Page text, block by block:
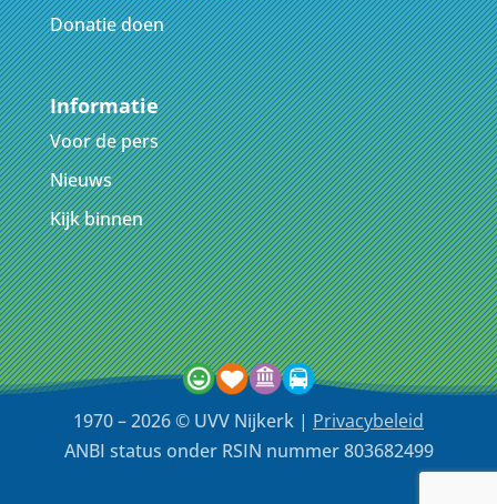
Donatie doen
Informatie
Voor de pers
Nieuws
Kijk binnen
1970 – 2026 © UVV Nijkerk | Privacybeleid
ANBI status onder RSIN nummer 803682499